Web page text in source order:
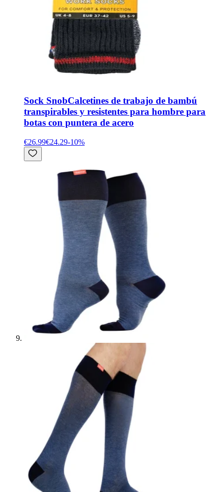
Sock SnobCalcetines de trabajo de bambú
transpirables y resistentes para hombre para
botas con puntera de acero
€26.99€24.29-10%